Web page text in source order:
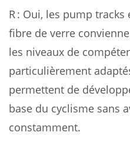
R : Oui, les pump
fibre de verre
les niveaux de
particulièrement
permettent de
base du cyclisme sans
constamment.